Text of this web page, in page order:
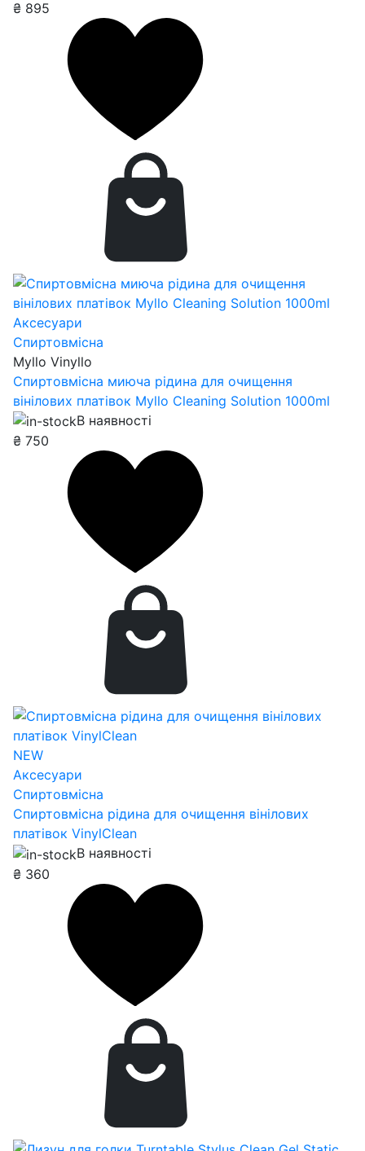
₴ 895
Аксесуари
Спиртовмісна
Myllo Vinyllo
Спиртовмісна миюча рідина для очищення
вінілових платівок Myllo Cleaning Solution 1000ml
В наявності
₴ 750
NEW
Аксесуари
Спиртовмісна
Спиртовмісна рідина для очищення вінілових
платівок VinylClean
В наявності
₴ 360